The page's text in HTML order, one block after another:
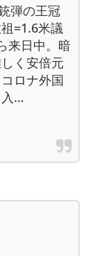
弾の王冠
=1.6米議
来日中。暗
く安倍元
ロナ外国
入…